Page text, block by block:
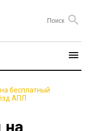
бесплатный
АПЛ
на